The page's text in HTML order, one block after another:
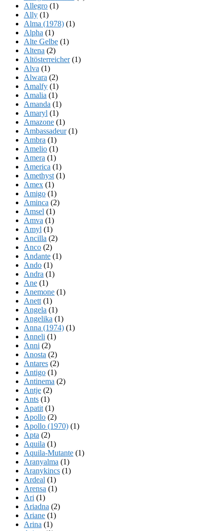
Allegro (1)
Ally (1)
Alma (1978) (1)
Alpha (1)
Alte Gelbe (1)
Altena (2)
Altösterreicher(1)
Alva (1)
Alwara (2)
Amalfy (1)
Amalia (1)
Amanda (1)
Amaryl (1)
Amazone (1)
Ambassadeur(1)
Ambra (1)
Amelio (1)
Amera (1)
America (1)
Amethyst (1)
Amex (1)
Amigo (1)
Aminca (2)
Amsel (1)
Amva (1)
Amyl (1)
Ancilla (2)
Anco (2)
Andante (1)
Ando (1)
Andra (1)
Ane (1)
Anemone (1)
Anett (1)
Angela (1)
Angelika (1)
Anna (1974) (1)
Anneli (1)
Anni (2)
Anosta (2)
Antares (2)
Antigo (1)
Antinema (2)
Antje (2)
Ants (1)
Apatit (1)
Apollo (2)
Apollo (1970) (1)
Apta (2)
Aquila (1)
Aquila-Mutante (1)
Aranyalma (1)
Aranykincs (1)
Ardeal (1)
Arensa (1)
Ari (1)
Ariadna (2)
Ariane (1)
Arina (1)